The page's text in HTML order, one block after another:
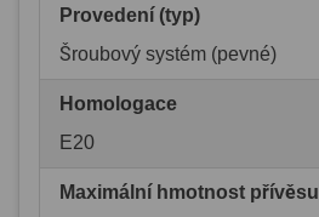
Provedení (typ)
Šroubový systém (pevné)
Homologace
E20
Maximální hmotnost přívěsu